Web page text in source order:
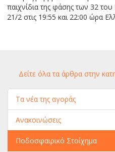
παιχνίδια της φάσης των 32
21/2 στις 19:55 και 22:00 ώρα
Δείτε όλα τα άρθρα στην
Τα νέα της αγοράς
Ανακοινώσεις
Ποδοσφαιρικό Στοίχημα